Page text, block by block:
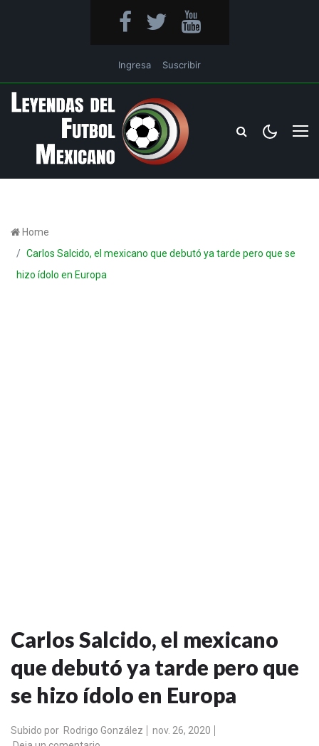
Ingresa Suscribir
Home
Carlos Salcido, el mexicano que debutó ya tarde pero que se
hizo ídolo en Europa
Carlos Salcido, el mexicano
que debutó ya tarde pero que
se hizo ídolo en Europa
Subido por Rodrigo González
nov. 26, 2020